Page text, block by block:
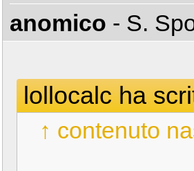
anomico - S.
lollocalc ha
↑ contenuto